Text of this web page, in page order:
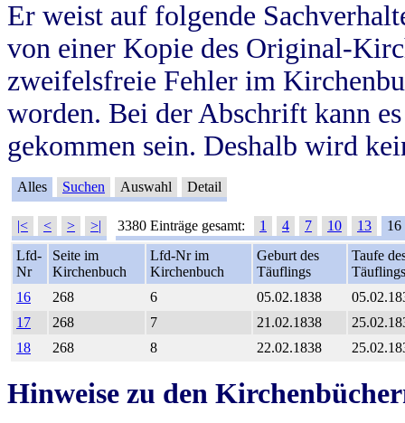
Er weist auf folgende
von einer Kopie des Original-
zweifelsfreie Fehler im
worden. Bei der Abschrift kann
gekommen sein. Deshalb wird
Alles Suchen Auswahl Detail
|< < > >| 3380 Einträge gesamt: 1 4 7 10 13
16
Lfd-
Nr
Seite im
Kirchenbuch
Lfd-Nr im
Kirchenbuch
Geburt des
Täuflings
Taufe
Täuflings
16
268 6 05.02.1838
17
268 7 21.02.1838
18
268 8 22.02.1838
Hinweise zu den